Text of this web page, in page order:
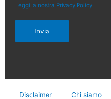
Leggi la nostra Privacy Policy
Invia
Disclaimer Chi siamo